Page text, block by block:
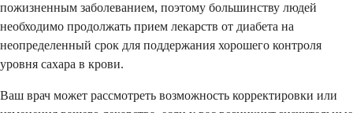
пожизненным заболеванием, поэтому большинству людей
необходимо продолжать прием лекарств от диабета на
неопределенный срок для поддержания хорошего контроля
уровня сахара в крови.
Ваш врач может рассмотреть возможность корректировки или